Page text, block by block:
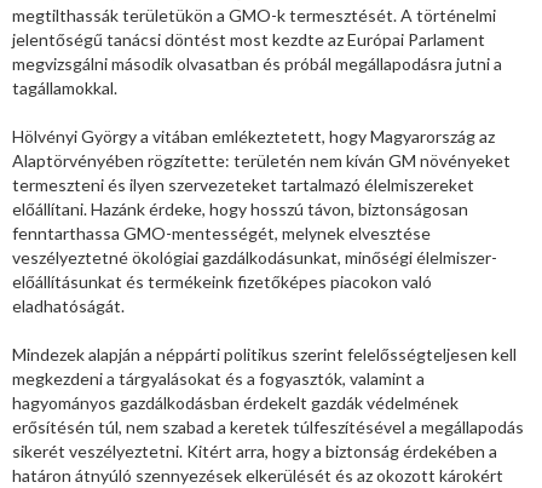
megtilthassák területükön a GMO-k termesztését. A történelmi
jelentőségű tanácsi döntést most kezdte az Európai Parlament
megvizsgálni második olvasatban és próbál megállapodásra jutni a
tagállamokkal.
Hölvényi György a vitában emlékeztetett, hogy Magyarország az
Alaptörvényében rögzítette: területén nem kíván GM növényeket
termeszteni és ilyen szervezeteket tartalmazó élelmiszereket
előállítani. Hazánk érdeke, hogy hosszú távon, biztonságosan
fenntarthassa GMO-mentességét, melynek elvesztése
veszélyeztetné ökológiai gazdálkodásunkat, minőségi élelmiszer-
előállításunkat és termékeink fizetőképes piacokon való
eladhatóságát.
Mindezek alapján a néppárti politikus szerint felelősségteljesen kell
megkezdeni a tárgyalásokat és a fogyasztók, valamint a
hagyományos gazdálkodásban érdekelt gazdák védelmének
erősítésén túl, nem szabad a keretek túlfeszítésével a megállapodás
sikerét veszélyeztetni. Kitért arra, hogy a biztonság érdekében a
határon átnyúló szennyezések elkerülését és az okozott károkért